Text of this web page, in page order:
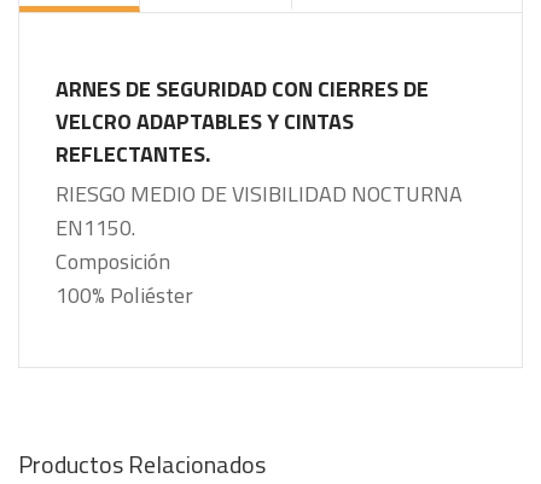
ARNES DE SEGURIDAD CON CIERRES DE
VELCRO ADAPTABLES Y CINTAS
REFLECTANTES.
RIESGO MEDIO DE VISIBILIDAD NOCTURNA
EN1150.
Composición
100% Poliéster
Productos Relacionados